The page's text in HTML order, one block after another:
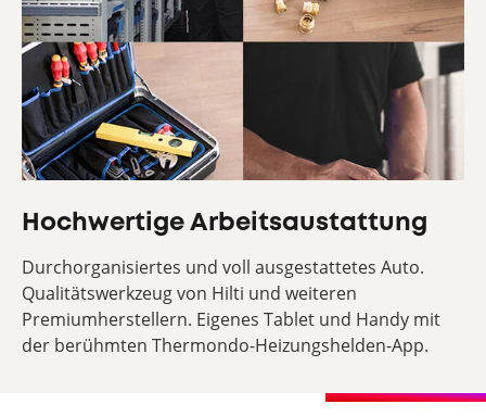
Hochwertige Arbeitsaustattung
Durchorganisiertes und voll ausgestattetes Auto.
Qualitätswerkzeug von Hilti und weiteren
Premiumherstellern. Eigenes Tablet und Handy mit
der berühmten Thermondo-Heizungshelden-App.